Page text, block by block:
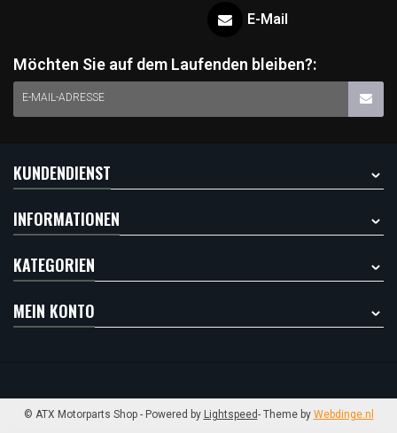
E-Mail
Möchten Sie auf dem Laufenden bleiben?:
E-MAIL-ADRESSE
KUNDENDIENST
INFORMATIONEN
KATEGORIEN
MEIN KONTO
© ATX Motorparts Shop - Powered by Lightspeed- Theme by Webdinge.nl